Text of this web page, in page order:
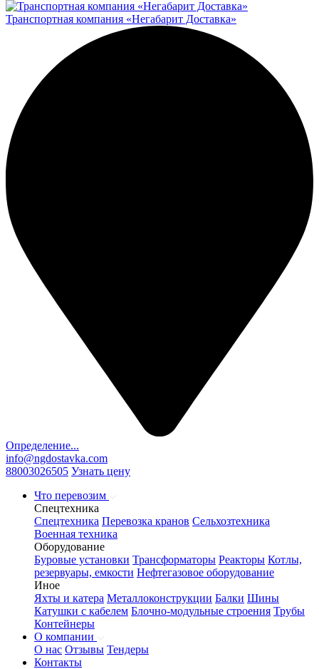
Транспортная компания «Негабарит Доставка»
Определение...
info@ngdostavka.com
88003026505 Узнать цену
Что перевозим
Спецтехника
Спецтехника Перевозка кранов Сельхозтехника
Военная техника
Оборудование
Буровые установки Трансформаторы Реакторы Котлы,
резервуары, емкости Нефтегазовое оборудование
Иное
Яхты и катера Металлоконструкции Балки Шины
Катушки с кабелем Блочно-модульные строения Трубы
Контейнеры
О компании
О нас Отзывы Тендеры
Контакты